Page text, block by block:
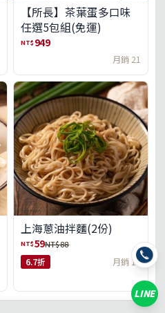
【所長】茶葉蛋多口味
任選5包組(免運)
NT$ 949
月銷 21
上海蔥油拌麵(2份)
NT$59NT$ 88
6.7折 月銷 18
LINE